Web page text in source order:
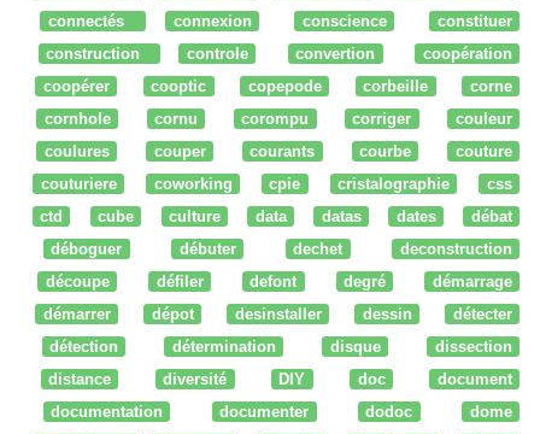
connectés
connexion conscience
constituer
construction
controle convertion
coopération
coopérer
cooptic copepode corbeille
corne
cornhole
cornu corompu corriger
couleur
coulures
couper courants courbe
couture
couturiere
coworking cpie cristalographie
css
ctd
cube culture data datas dates
débat
déboguer
débuter dechet
deconstruction
découpe
défiler defont degré
démarrage
démarrer
dépot desinstaller dessin
détecter
détection
détermination disque
dissection
distance
diversité DIY doc
document
documentation
documenter dodoc
dome